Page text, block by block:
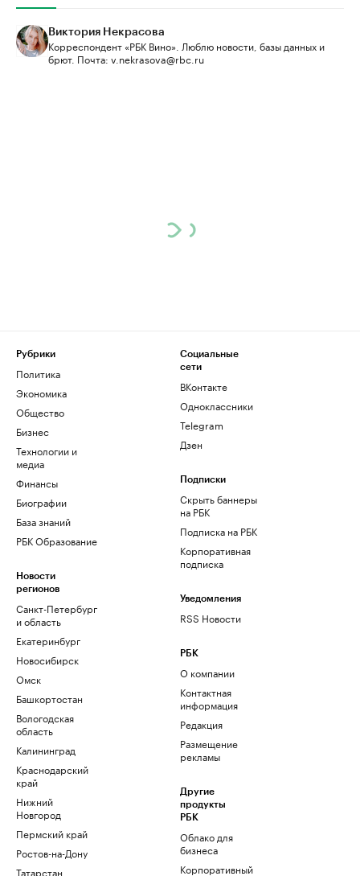
Виктория Некрасова
Корреспондент «РБК Вино». Люблю новости, базы данных и
брют. Почта: v.nekrasova@rbc.ru
Рубрики
Политика
Экономика
Общество
Бизнес
Технологии и
медиа
Финансы
Биографии
База знаний
РБК Образование
Новости
регионов
Санкт-Петербург
и область
Екатеринбург
Новосибирск
Омск
Башкортостан
Вологодская
область
Калининград
Краснодарский
край
Нижний
Новгород
Пермский край
Ростов-на-Дону
Татарстан
Социальные
сети
ВКонтакте
Одноклассники
Telegram
Дзен
Подписки
Скрыть баннеры
на РБК
Подписка на РБК
Корпоративная
подписка
Уведомления
RSS Новости
РБК
О компании
Контактная
информация
Редакция
Размещение
рекламы
Другие
продукты
РБК
Облако для
бизнеса
Корпоративный